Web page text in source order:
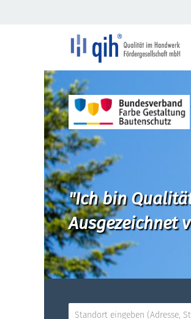
"Ich bin
Ausgezeichnet